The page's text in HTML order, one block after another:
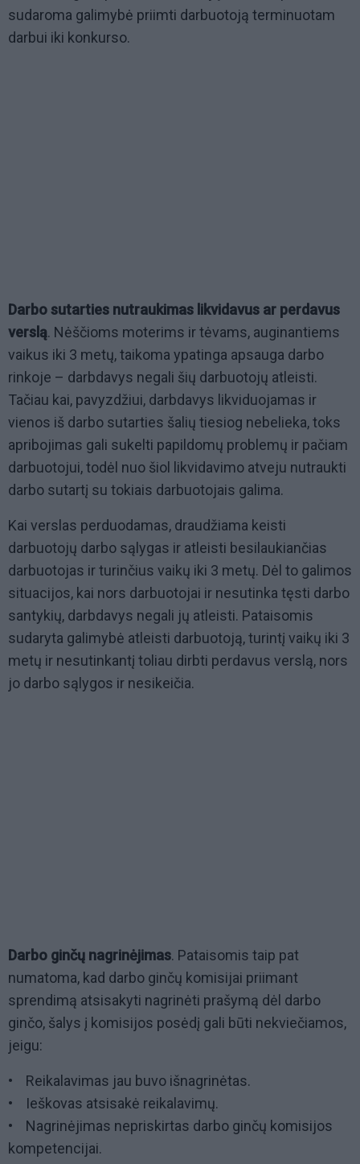
sudaroma galimybė priimti darbuotoją terminuotam
darbui iki konkurso.
Darbo sutarties nutraukimas likvidavus ar perdavus
verslą. Nėščioms moterims ir tėvams, auginantiems
vaikus iki 3 metų, taikoma ypatinga apsauga darbo
rinkoje – darbdavys negali šių darbuotojų atleisti.
Tačiau kai, pavyzdžiui, darbdavys likviduojamas ir
vienos iš darbo sutarties šalių tiesiog nebelieka, toks
apribojimas gali sukelti papildomų problemų ir pačiam
darbuotojui, todėl nuo šiol likvidavimo atveju nutraukti
darbo sutartį su tokiais darbuotojais galima.
Kai verslas perduodamas, draudžiama keisti
darbuotojų darbo sąlygas ir atleisti besilaukiančias
darbuotojas ir turinčius vaikų iki 3 metų. Dėl to galimos
situacijos, kai nors darbuotojai ir nesutinka tęsti darbo
santykių, darbdavys negali jų atleisti. Pataisomis
sudaryta galimybė atleisti darbuotoją, turintį vaikų iki 3
metų ir nesutinkantį toliau dirbti perdavus verslą, nors
jo darbo sąlygos ir nesikeičia.
Darbo ginčų nagrinėjimas. Pataisomis taip pat
numatoma, kad darbo ginčų komisijai priimant
sprendimą atsisakyti nagrinėti prašymą dėl darbo
ginčo, šalys į komisijos posėdį gali būti nekviečiamos,
jeigu:
• Reikalavimas jau buvo išnagrinėtas.
• Ieškovas atsisakė reikalavimų.
• Nagrinėjimas nepriskirtas darbo ginčų komisijos
kompetencijai.